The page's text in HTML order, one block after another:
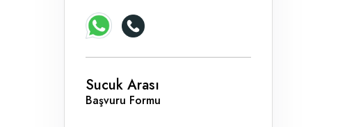
Sucuk Arası
Başvuru Formu